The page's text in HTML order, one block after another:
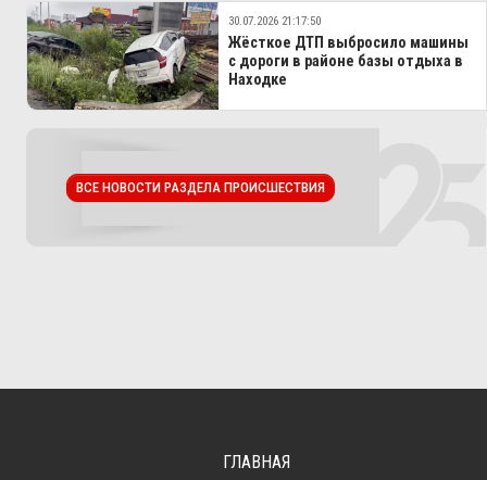
30.07.2026 21:17:50
Жёсткое ДТП выбросило машины
с дороги в районе базы отдыха в
Находке
ВСЕ НОВОСТИ РАЗДЕЛА ПРОИСШЕСТВИЯ
ГЛАВНАЯ